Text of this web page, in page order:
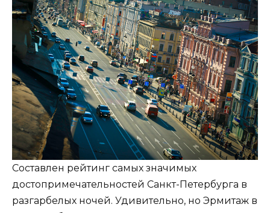
Составлен рейтинг самых значимых
достопримечательностей Санкт-Петербурга в
разгарбелых ночей. Удивительно, но Эрмитаж в